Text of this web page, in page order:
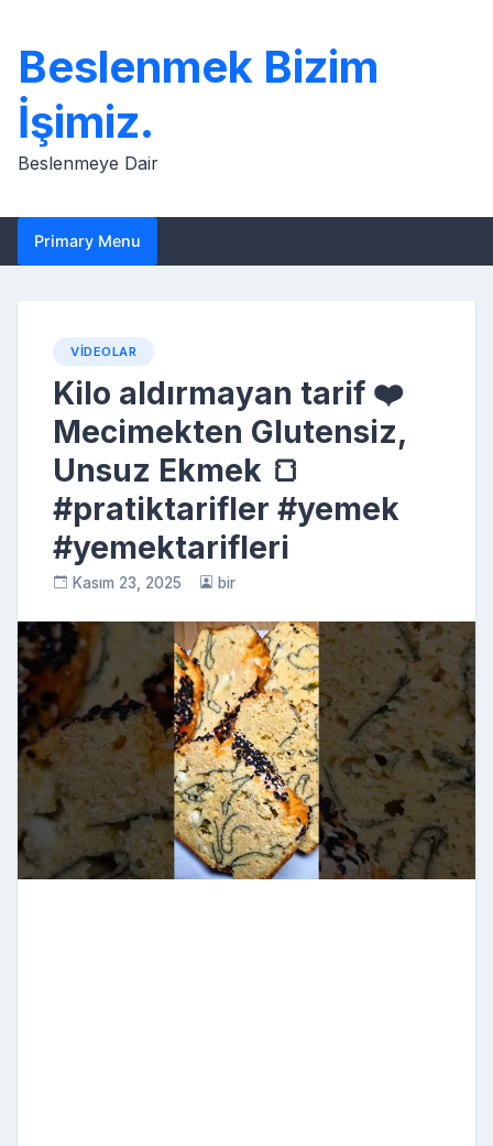
content
Beslenmek Bizim
İşimiz.
Beslenmeye Dair
Primary Menu
VIDEOLAR
Kilo aldırmayan tarif ❤️
Mecimekten Glutensiz,
Unsuz Ekmek 🍞
#pratiktarifler #yemek
#yemektarifleri
Kasım 23, 2025 bir